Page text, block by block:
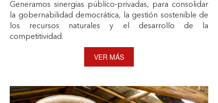
Generamos sinergias público-privadas, para consolidar
la gobernabilidad democrática, la gestión sostenible de
los recursos naturales y el desarrollo de la
competitividad.
VER MÁS